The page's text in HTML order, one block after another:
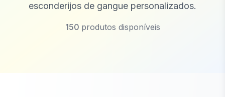
esconderijos de gangue personalizados.
150 produtos disponíveis